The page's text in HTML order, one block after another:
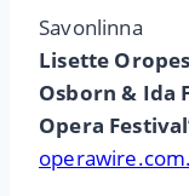
Savonlinna
Lisette
Osborn & Ida
Opera